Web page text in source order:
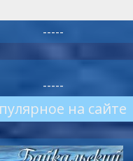
-----
-----
на сайте